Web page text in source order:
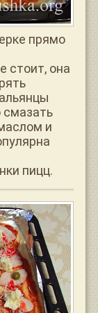
прямо
стоит, она
и
пицц.